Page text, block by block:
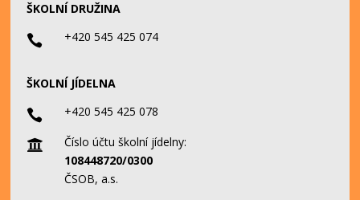
ŠKOLNÍ DRUŽINA
 +420 545 425 074
ŠKOLNÍ JÍDELNA
 +420 545 425 078

Číslo účtu školní jídelny:
108448720/0300
ČSOB, a.s.